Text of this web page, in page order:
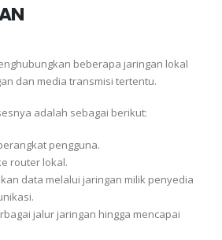
beberapa jaringan lokal
dan media transmisi tertentu.
adalah sebagai berikut:
pengguna.
router lokal.
data melalui jaringan milik penyedia
jalur jaringan hingga mencapai